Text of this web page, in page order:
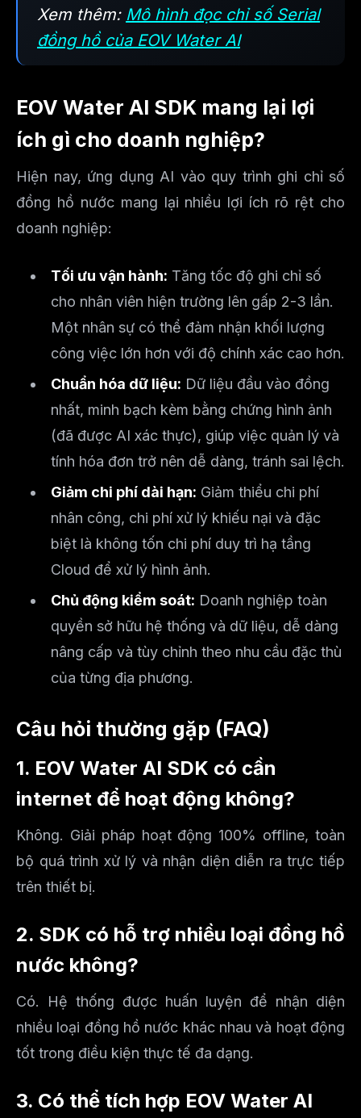
Xem thêm: Mô hình đọc chỉ số Serial
đồng hồ của EOV Water AI
EOV Water AI SDK mang lại lợi
ích gì cho doanh nghiệp?
Hiện nay, ứng dụng AI vào quy trình ghi chỉ số
đồng hồ nước mang lại nhiều lợi ích rõ rệt cho
doanh nghiệp:
Tối ưu vận hành: Tăng tốc độ ghi chỉ số
cho nhân viên hiện trường lên gấp 2-3 lần.
Một nhân sự có thể đảm nhận khối lượng
công việc lớn hơn với độ chính xác cao hơn.
Chuẩn hóa dữ liệu: Dữ liệu đầu vào đồng
nhất, minh bạch kèm bằng chứng hình ảnh
(đã được AI xác thực), giúp việc quản lý và
tính hóa đơn trở nên dễ dàng, tránh sai lệch.
Giảm chi phí dài hạn: Giảm thiểu chi phí
nhân công, chi phí xử lý khiếu nại và đặc
biệt là không tốn chi phí duy trì hạ tầng
Cloud để xử lý hình ảnh.
Chủ động kiểm soát: Doanh nghiệp toàn
quyền sở hữu hệ thống và dữ liệu, dễ dàng
nâng cấp và tùy chỉnh theo nhu cầu đặc thù
của từng địa phương.
Câu hỏi thường gặp (FAQ)
1. EOV Water AI SDK có cần
internet để hoạt động không?
Không. Giải pháp hoạt động 100% offline, toàn
bộ quá trình xử lý và nhận diện diễn ra trực tiếp
trên thiết bị.
2. SDK có hỗ trợ nhiều loại đồng hồ
nước không?
Có. Hệ thống được huấn luyện để nhận diện
nhiều loại đồng hồ nước khác nhau và hoạt động
tốt trong điều kiện thực tế đa dạng.
3. Có thể tích hợp EOV Water AI